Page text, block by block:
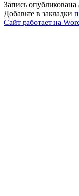
Запись опубликована
Добавьте в закладки
Сайт работает на